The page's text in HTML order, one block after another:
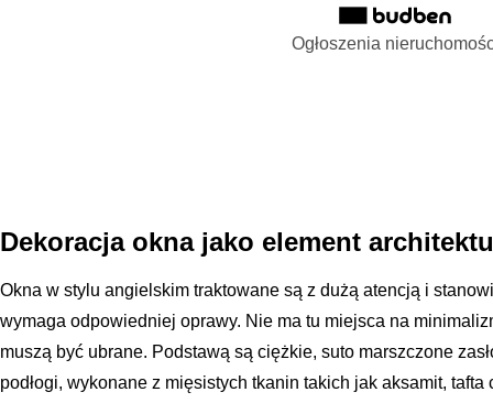
Ogłoszenia
Dekoracja okna jako element
Okna w stylu angielskim traktowane są z dużą atencją i
wymaga odpowiedniej oprawy. Nie ma tu miejsca na
muszą być ubrane. Podstawą są ciężkie, suto marszczone
podłogi, wykonane z mięsistych tkanin takich jak aksamit, tafta